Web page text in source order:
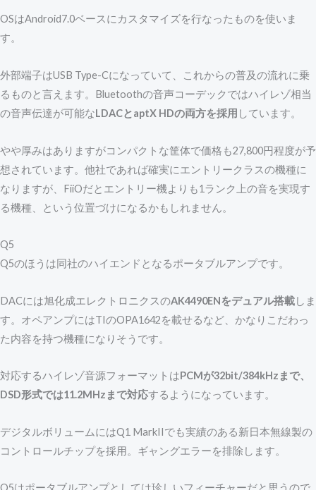
OSはAndroid7.0ベースにカスタマイズを行なったものを使いま
す。
外部端子はUSB Type-Cになっていて、これからの普及の流れに乗
るものと言えます。Bluetoothの音声コーデックではハイレゾ相当
の音声伝達が可能なLDACとaptX HDの両方を採用 しています。
やや厚みはありますがコンパクトな筐体で価格も27,800円程度が予
想されています。他社であれば確実にエントリークラスの機種に
なりますが、FiiOだとエントリー機よりも1ランク上の音を実現す
る機種、という位置づけになるかもしれません。
Q5
Q5のほうは同社のハイエンドとなるポータブルアンプです。
DACには旭化成エレクトロニクスのAK4490ENをデュアル搭載しま
す。オペアンプにはTIのOPA1642を載せるなど、かなりこだわっ
た内容を持つ機種になりそうです。
対応するハイレゾ音源フォーマットはPCMが32bit/384kHzまで、
DSD形式では11.2MHzまで対応するようになっています。
デジタルボリュームにはQ1 MarkIIでも実績のある新日本無線製の
コントロールチップを採用。ギャングエラーを排除します。